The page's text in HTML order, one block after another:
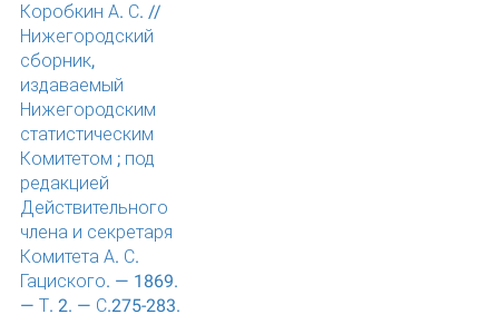
Коробкин А. С. //
Нижегородский
сборник,
издаваемый
Нижегородским
статистическим
Комитетом ; под
редакцией
Действительного
члена и секретаря
Комитета А. С.
Гациского. — 1869.
— Т. 2. — С.275-283.